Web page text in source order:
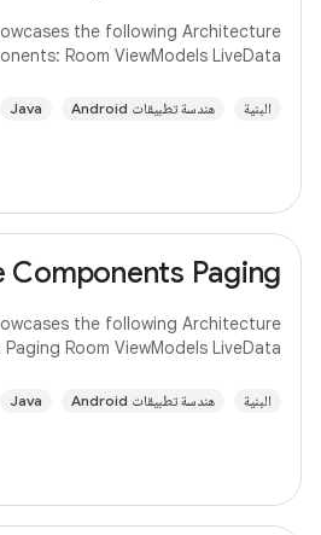
the following Architecture
Room ViewModels LiveData
البنية هندسة تطبيقات Android Java
Paging
the following Architecture
Room ViewModels LiveData
البنية هندسة تطبيقات Android Java